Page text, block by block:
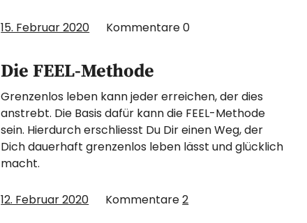
15. Februar 2020 Kommentare0
Die FEEL-Methode
Grenzenlos leben kann jeder erreichen, der dies
anstrebt. Die Basis dafür kann die FEEL-Methode
sein. Hierdurch erschliesst Du Dir einen Weg, der
Dich dauerhaft grenzenlos leben lässt und glücklich
macht.
12. Februar 2020 Kommentare2